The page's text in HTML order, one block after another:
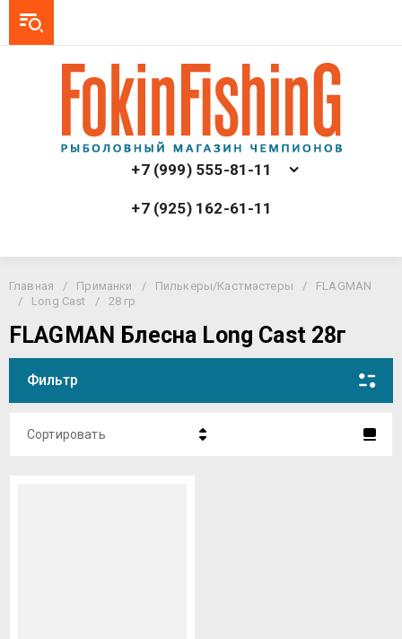
+7 (999) 555-81-11
+7 (925) 162-61-11
Главная / Приманки / Пилькеры/Кастмастеры /
FLAGMAN
/
Long Cast / 28 гр
FLAGMAN Блесна Long Cast 28г
Фильтр
Сортировать